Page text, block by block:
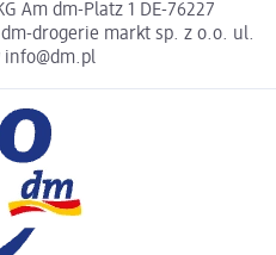
Am dm-Platz 1 DE-76227
drogerie markt sp. z o.o. ul.
info@dm.pl